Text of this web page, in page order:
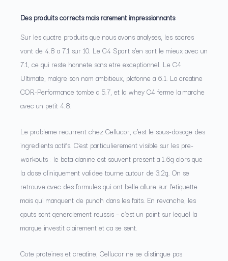
Des produits corrects mais rarement impressionnants
Sur les quatre produits que nous avons analyses, les scores
vont de 4.8 a 7.1 sur 10. Le C4 Sport s’en sort le mieux avec un
7.1, ce qui reste honnete sans etre exceptionnel. Le C4
Ultimate, malgre son nom ambitieux, plafonne a 6.1. La creatine
COR-Performance tombe a 5.7, et la whey C4 ferme la marche
avec un petit 4.8.
Le probleme recurrent chez Cellucor, c’est le sous-dosage des
ingredients actifs. C’est particulierement visible sur les pre-
workouts : le beta-alanine est souvent present a 1.6g alors que
la dose cliniquement validee tourne autour de 3.2g. On se
retrouve avec des formules qui ont belle allure sur l’etiquette
mais qui manquent de punch dans les faits. En revanche, les
gouts sont generalement reussis – c’est un point sur lequel la
marque investit clairement et ca se sent.
Cote proteines et creatine, Cellucor ne se distingue pas